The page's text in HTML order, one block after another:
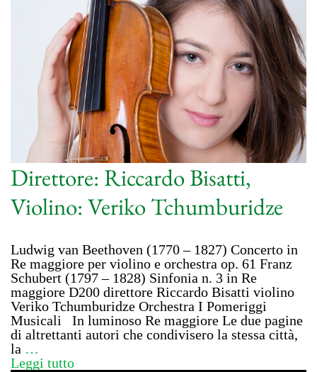
Direttore: Riccardo Bisatti,
Violino: Veriko Tchumburidze
Ludwig van Beethoven (1770 – 1827) Concerto in
Re maggiore per violino e orchestra op. 61 Franz
Schubert (1797 – 1828) Sinfonia n. 3 in Re
maggiore D200 direttore Riccardo Bisatti violino
Veriko Tchumburidze Orchestra I Pomeriggi
Musicali In luminoso Re maggiore Le due pagine
di altrettanti autori che condivisero la stessa città,
la …
Leggi tutto